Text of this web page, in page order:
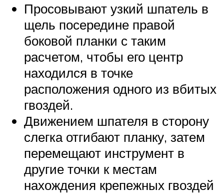
Просовывают узкий шпатель в
щель посередине правой
боковой планки с таким
расчетом, чтобы его центр
находился в точке
расположения одного из вбитых
гвоздей.
Движением шпателя в сторону
слегка отгибают планку, затем
перемещают инструмент в
другие точки к местам
нахождения крепежных гвоздей